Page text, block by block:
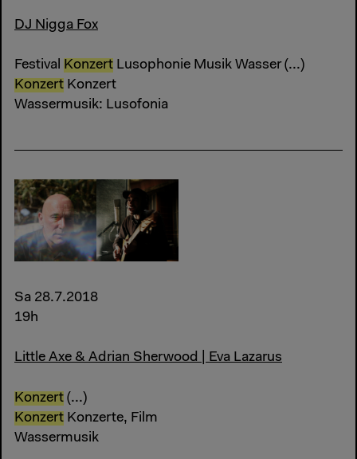
DJ Nigga Fox
Festival Konzert Lusophonie Musik Wasser (...)
Konzert Konzert
Wassermusik: Lusofonia
Sa 28.7.2018
19h
Little Axe & Adrian Sherwood | Eva Lazarus
Konzert (...)
Konzert Konzerte, Film
Wassermusik